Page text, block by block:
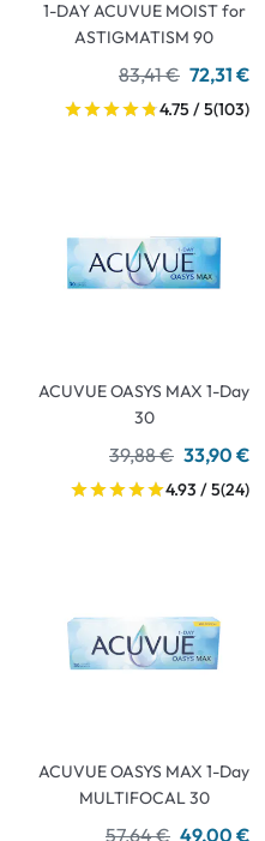
1-DAY ACUVUE MOIST for
ASTIGMATISM 90
83,41 € 72,31 €
4.75 / 5(103)
ACUVUE OASYS MAX 1-Day
30
39,88 € 33,90 €
4.93 / 5(24)
ACUVUE OASYS MAX 1-Day
MULTIFOCAL 30
57,64 € 49,00 €